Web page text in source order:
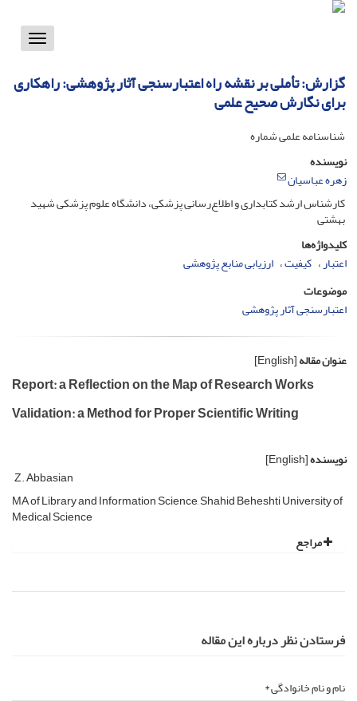
Toggle
گزارش: تأملی بر نقشه راه اعتبارسنجی آثار پژوهشی: راهکاری
برای نگارش صحیح علمی
شناسنامه علمی شماره
نویسنده
زهره عباسیان
کارشناس ارشد کتابداری و اطلاع‌رسانی پزشکی، دانشگاه علوم پزشکی شهید
بهشتی
کلیدواژه‌ها
اعتبار کیفیت ارزیابی منابع پژوهشی
موضوعات
اعتبارسنجی آثار پژوهشی
عنوان مقاله[English]
Report: a Reflection on the Map of Research Works
Validation: a Method for Proper Scientific Writing
نویسنده[English]
Z. Abbasian
MA of Library and Information Science, Shahid Beheshti University of
Medical Science
مراجع
فرستادن نظر درباره این مقاله
نام و نام خانوادگی *